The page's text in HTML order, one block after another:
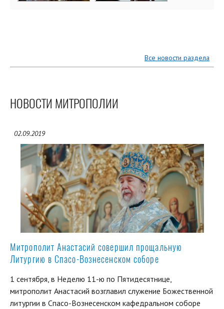
Все новости раздела
НОВОСТИ МИТРОПОЛИИ
02.09.2019
Митрополит Анастасий совершил прощальную
Литургию в Спасо-Вознесенском соборе
1 сентября, в Неделю 11-ю по Пятидесятнице,
митрополит Анастасий возглавил служение Божественной
литургии в Спасо-Вознесенском кафедральном соборе